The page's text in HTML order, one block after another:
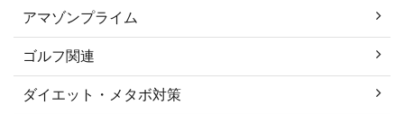
アマゾンプライム
ゴルフ関連
ダイエット・メタボ対策